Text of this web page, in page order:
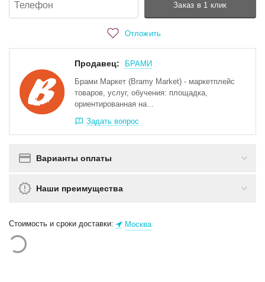
Заказ в 1 клик
Отложить
Продавец:
БРАМИ
Брами Маркет (Bramy Market) - маркетплейс
товаров, услуг, обучения: площадка,
ориентированная на...
Задать вопрос
Варианты оплаты
Наши преимущества
Стоимость и сроки доставки: Москва